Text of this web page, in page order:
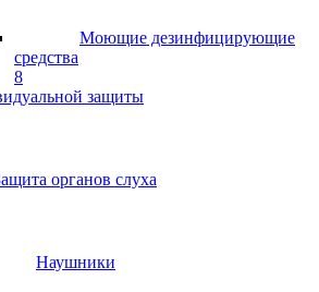
Моющие дезинфицирующие
средства
8
защиты
органов слуха
Наушники